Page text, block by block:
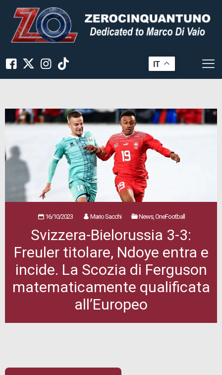
IT
16/10/2023 Mario Sacchi News, OneFootball
Svizzera-Bielorussia 3-3:
Freuler titolare, Ndoye entra e
incide. La Scozia di Ferguson
matematicamente qualificata
all’Europeo